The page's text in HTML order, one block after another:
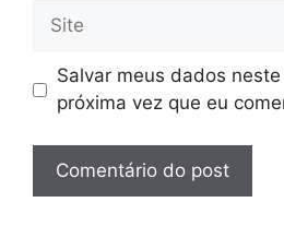
Site
Salvar meus dados
próxima vez que eu